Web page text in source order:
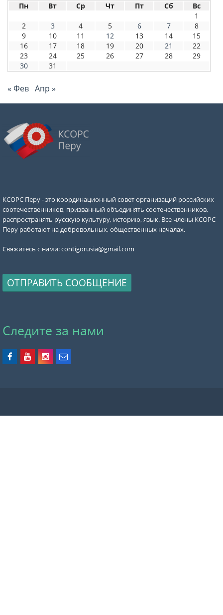
Пн Вт Ср Чт Пт Сб
Вс
1
2
3 4 5 6 7
8
9
10 11 12 13 14
15
16
17 18 19 20 21
22
23
24 25 26 27 28
29
30
31
« Фев Апр »
КСОРС Перу - это координационный совет организаций российских
соотечественников, призванный объединять соотечественников,
распространять русскую культуру, историю, язык. Все члены КСОРС
Перу работают на добровольных, общественных началах.
Свяжитесь с нами:contigorusia@gmail.com
ОТПРАВИТЬ СООБЩЕНИЕ
Следите за нами